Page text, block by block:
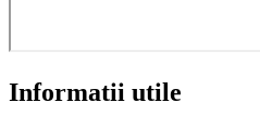
Informatii utile